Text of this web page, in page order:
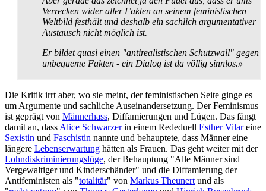
Verrecken wider aller Fakten an seinem feministischen
Weltbild festhält und deshalb ein sachlich argumentativer
Austausch nicht möglich ist.
Er bildet quasi einen "antirealistischen Schutzwall" gegen
unbequeme Fakten - ein Dialog ist da völlig sinnlos.»
Die Kritik irrt aber, wo sie meint, der feministischen Seite ginge es
um Argumente und sachliche Aus­einander­setzung. Der Feminismus
ist geprägt von Männerhass, Diffamierungen und Lügen. Das fängt
damit an, dass Alice Schwarzerin einem Rededuell Esther Vilareine
Sexistin und Faschistin nannte und behauptete, dass Männer eine
längere Lebenserwartung hätten als Frauen. Das geht weiter mit der
Lohndiskriminierungslüge, der Behauptung "Alle Männer sind
Vergewaltiger und Kinder­schänder" und die Diffamierung der
Antifeministen als "totalitär" von Markus Theunert und als